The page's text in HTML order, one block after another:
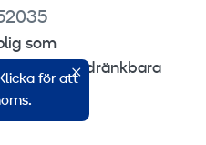
som
av dränkbara
för att